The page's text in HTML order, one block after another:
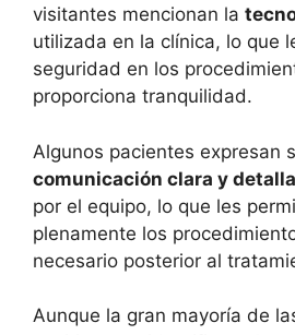
visitantes mencionan la
utilizada en la clínica, lo que
seguridad en los
proporciona tranquilidad.
Algunos pacientes expresan
comunicación clara y
por el equipo, lo que les
plenamente los
necesario posterior al
Aunque la gran mayoría de